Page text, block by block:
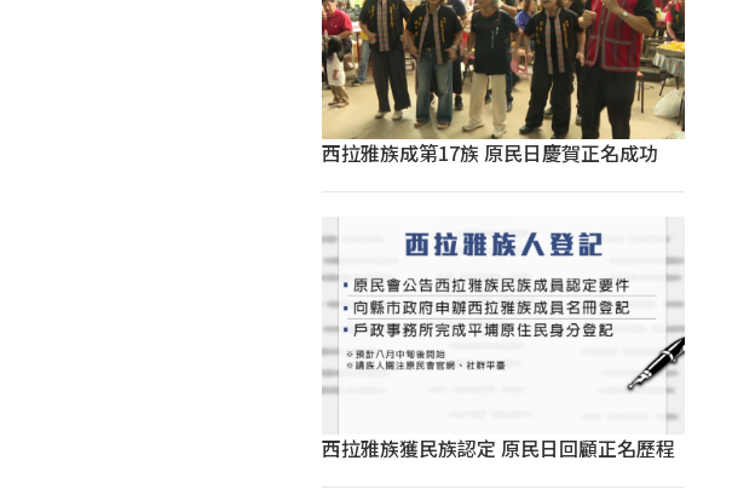
西拉雅族成第17族 原民日慶賀正名成功
西拉雅族獲民族認定 原民日回顧正名歷程